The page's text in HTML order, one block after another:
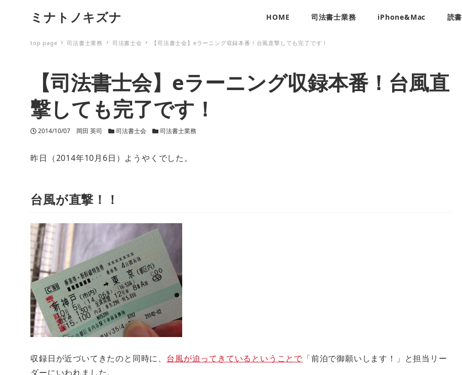
ミナトノキズナ HOME 司法書士業務 iPhone&Mac 読書
top page 司法書士業務 司法書士会 【司法書士会】eラーニング収録本番！台風直撃しても完了です！
【司法書士会】eラーニング収録本番！台風直
撃しても完了です！
投稿日
2014/10/07 著者
岡田 英司 カテゴリー
司法書士会 カテゴリー
司法書士業務
昨日（2014年10月6日）ようやくでした。
台風が直撃！！
収録日が近づいてきたのと同時に、 台風が迫ってきているということで「前泊で御願いします！」と担当リー
ダーにいわれました。